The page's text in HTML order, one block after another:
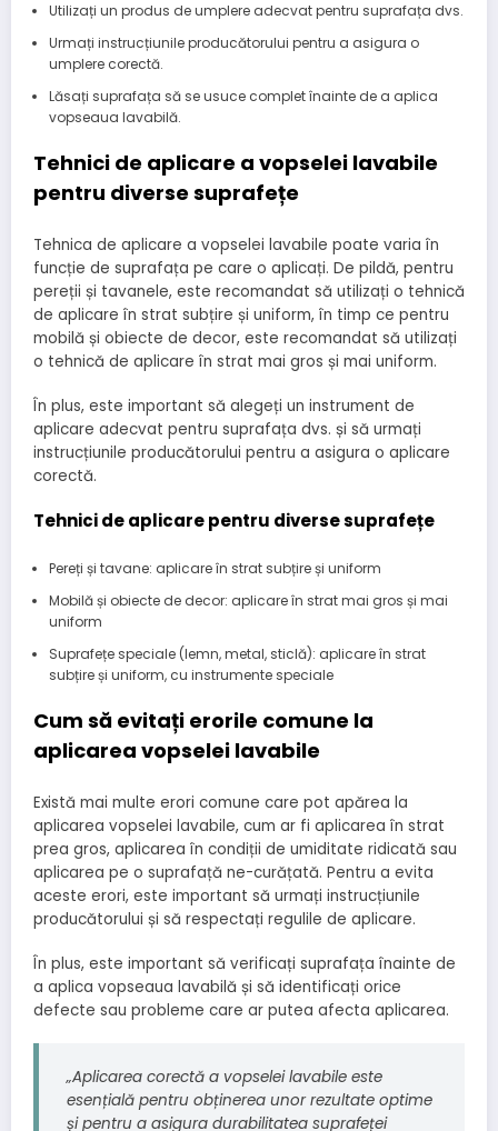
Utilizați un produs de umplere adecvat pentru suprafața dvs.
Urmați instrucțiunile producătorului pentru a asigura o
umplere corectă.
Lăsați suprafața să se usuce complet înainte de a aplica
vopseaua lavabilă.
Tehnici de aplicare a vopselei lavabile
pentru diverse suprafețe
Tehnica de aplicare a vopselei lavabile poate varia în
funcție de suprafața pe care o aplicați. De pildă, pentru
pereții și tavanele, este recomandat să utilizați o tehnică
de aplicare în strat subțire și uniform, în timp ce pentru
mobilă și obiecte de decor, este recomandat să utilizați
o tehnică de aplicare în strat mai gros și mai uniform.
În plus, este important să alegeți un instrument de
aplicare adecvat pentru suprafața dvs. și să urmați
instrucțiunile producătorului pentru a asigura o aplicare
corectă.
Tehnici de aplicare pentru diverse suprafețe
Pereți și tavane: aplicare în strat subțire și uniform
Mobilă și obiecte de decor: aplicare în strat mai gros și mai
uniform
Suprafețe speciale (lemn, metal, sticlă): aplicare în strat
subțire și uniform, cu instrumente speciale
Cum să evitați erorile comune la
aplicarea vopselei lavabile
Există mai multe erori comune care pot apărea la
aplicarea vopselei lavabile, cum ar fi aplicarea în strat
prea gros, aplicarea în condiții de umiditate ridicată sau
aplicarea pe o suprafață ne-curățată. Pentru a evita
aceste erori, este important să urmați instrucțiunile
producătorului și să respectați regulile de aplicare.
În plus, este important să verificați suprafața înainte de
a aplica vopseaua lavabilă și să identificați orice
defecte sau probleme care ar putea afecta aplicarea.
„Aplicarea corectă a vopselei lavabile este
esențială pentru obținerea unor rezultate optime
și pentru a asigura durabilitatea suprafeței